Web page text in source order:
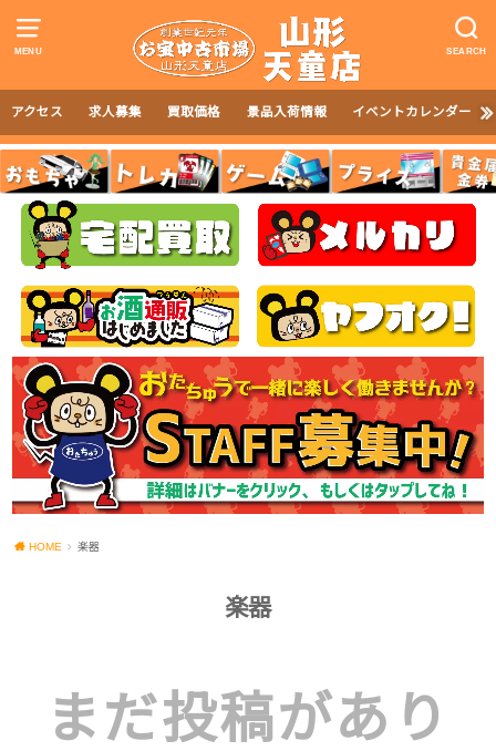
MENU SEARCH
アクセス 求人募集 買取価格 景品入荷情報 イベントカレンダー
HOME 楽器
楽器
まだ投稿があり